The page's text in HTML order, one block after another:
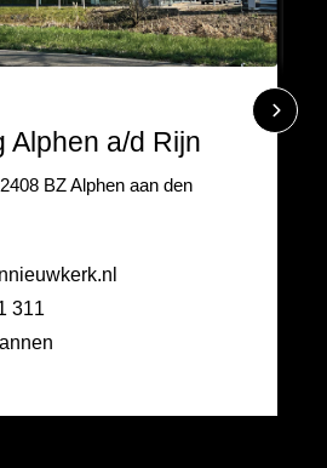
Alphen a/d Rijn
BZ Alphen aan den
311